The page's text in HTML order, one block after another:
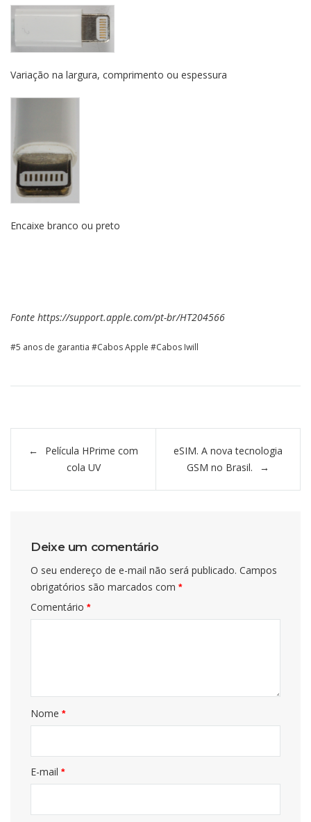
Variação na largura, comprimento ou espessura
Encaixe branco ou preto
Fonte https://support.apple.com/pt-br/HT204566
5 anos de garantia Cabos Apple Cabos Iwill
Post
Película HPrime com
cola UV
eSIM. A nova tecnologia
GSM no Brasil.
Deixe um comentário
O seu endereço de e-mail não será publicado. Campos
obrigatórios são marcados com*
Comentário*
Nome*
E-mail*